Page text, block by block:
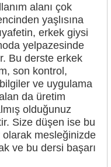
alanı çok
yaşlısına
erkek giysi
yelpazesinde
Bu derste erkek
son kontrol,
ve uygulama
da üretim
olduğunuz
Size düşen ise bu
mesleğinizde
ve bu dersi başarı